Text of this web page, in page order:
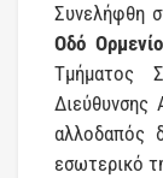
Συνελήφθη
Οδό
Τμήματος
Διεύθυνσης
αλλοδαπός
εσωτερικό